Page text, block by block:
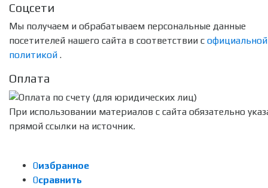
Соцсети
Мы получаем и обрабатываем персональные данные
посетителей нашего сайта в соответствии с официальной
политикой .
Оплата
При использовании материалов с сайта обязательно
прямой ссылки на источник.
0избранное
0сравнить